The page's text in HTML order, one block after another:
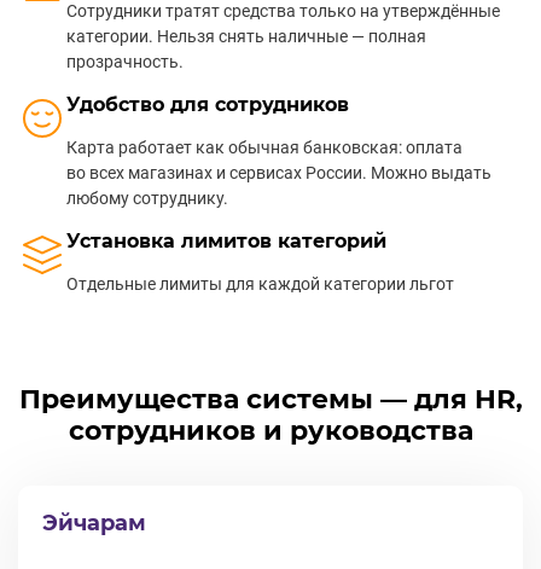
Сотрудники тратят средства только на утверждённые
категории. Нельзя снять наличные — полная
прозрачность.
Удобство для сотрудников
Карта работает как обычная банковская: оплата
во всех магазинах и сервисах России. Можно выдать
любому сотруднику.
Установка лимитов категорий
Отдельные лимиты для каждой категории льгот
Преимущества системы — для HR,
сотрудников и руководства
Эйчарам